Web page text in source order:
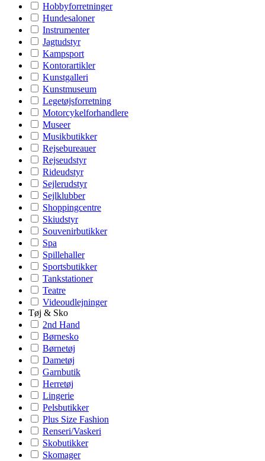
Hobbyforretninger
Hundesaloner
Instrumenter
Jagtudstyr
Kampsport
Kontorartikler
Kunstgalleri
Kunstmuseum
Legetøjsforretning
Motorcykelforhandlere
Museer
Musikbutikker
Rejsebureauer
Rejseudstyr
Rideudstyr
Sejlerudstyr
Sejlklubber
Shoppingcentre
Skiudstyr
Souvenirbutikker
Spa
Spillehaller
Sportsbutikker
Tankstationer
Teatre
Videoudlejninger
Tøj & Sko
2nd Hand
Børnesko
Børnetøj
Dametøj
Garnbutik
Herretøj
Lingerie
Pelsbutikker
Plus Size Fashion
Renseri/Vaskeri
Skobutikker
Skomager